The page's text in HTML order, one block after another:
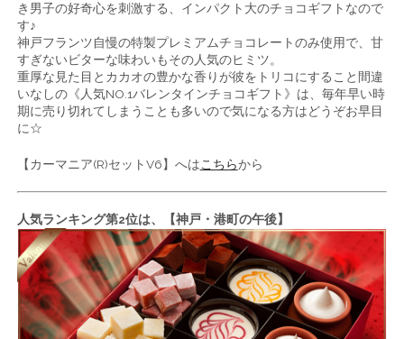
き男子の好奇心を刺激する、インパクト大のチョコギフトなので
す♪
神戸フランツ自慢の特製プレミアムチョコレートのみ使用で、甘
すぎないビターな味わいもその人気のヒミツ。
重厚な見た目とカカオの豊かな香りが彼をトリコにすること間違
いなしの《人気NO.1バレンタインチョコギフト》は、毎年早い時
期に売り切れてしまうことも多いので気になる方はどうぞお早目
に☆
【カーマニア(R)セットV6】へはこちらから
人気ランキング第2位は、【神戸・港町の午後】